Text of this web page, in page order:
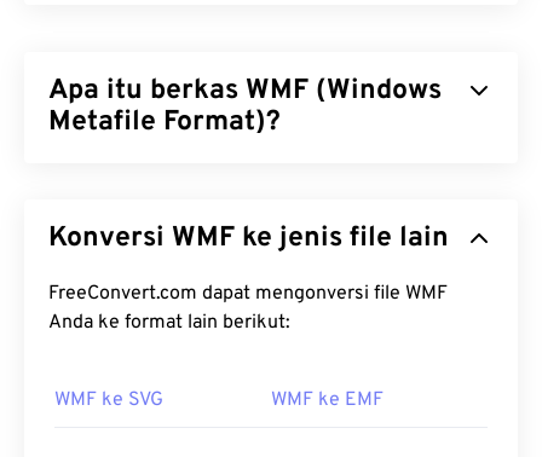
Apa itu berkas WMF (Windows
Metafile Format)?
menyimpan gambar vektor dan bitmap. Microsoft
aplikasi Microsoft. WMF adalah pendahulu 16-bit
dari Enhanced Windows Metafile (EMF) 32-bit.
Bagaimana cara membuka berkas
WMF?
Konversi WMF ke jenis file lain
FreeConvert.com dapat mengonversi file WMF
Anda ke format lain berikut:
WMF ke SVG WMF ke EMF